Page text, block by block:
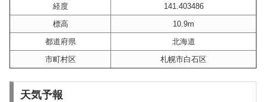
経度
141.403486
標高
10.9m
都道府県
北海道
市町村区
札幌市白石区
天気予報